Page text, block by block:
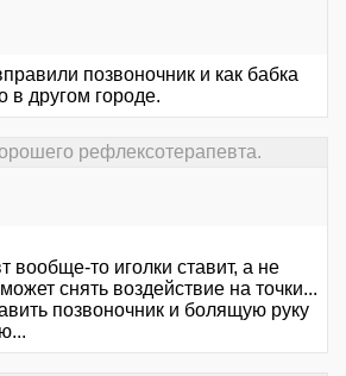
позвоночник и как бабка
в другом городе.
рефлексотерапевта.
вообще-то иголки ставит, а не
снять воздействие на точки...
позвоночник и болящую руку